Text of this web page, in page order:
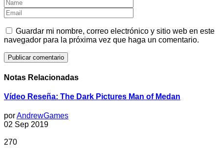
Guardar mi nombre, correo electrónico y sitio web en este
navegador para la próxima vez que haga un comentario.
Notas Relacionadas
Vídeo Reseña: The Dark Pictures Man of Medan
porAndrewGames
02 Sep 2019
270